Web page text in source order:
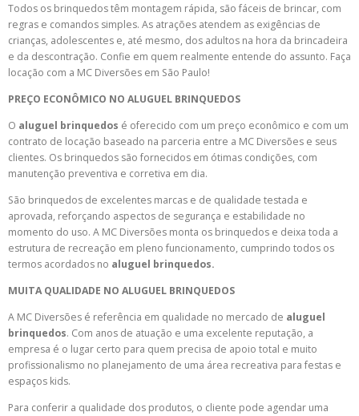
Todos os brinquedos têm montagem rápida, são fáceis de brincar, com
regras e comandos simples. As atrações atendem as exigências de
crianças, adolescentes e, até mesmo, dos adultos na hora da brincadeira
e da descontração. Confie em quem realmente entende do assunto. Faça
locação com a MC Diversões em São Paulo!
PREÇO ECONÔMICO NO ALUGUEL BRINQUEDOS
O aluguel brinquedos é oferecido com um preço econômico e com um
contrato de locação baseado na parceria entre a MC Diversões e seus
clientes. Os brinquedos são fornecidos em ótimas condições, com
manutenção preventiva e corretiva em dia.
São brinquedos de excelentes marcas e de qualidade testada e
aprovada, reforçando aspectos de segurança e estabilidade no
momento do uso. A MC Diversões monta os brinquedos e deixa toda a
estrutura de recreação em pleno funcionamento, cumprindo todos os
termos acordados no aluguel brinquedos.
MUITA QUALIDADE NO ALUGUEL BRINQUEDOS
A MC Diversões é referência em qualidade no mercado de aluguel
brinquedos. Com anos de atuação e uma excelente reputação, a
empresa é o lugar certo para quem precisa de apoio total e muito
profissionalismo no planejamento de uma área recreativa para festas e
espaços kids.
Para conferir a qualidade dos produtos, o cliente pode agendar uma